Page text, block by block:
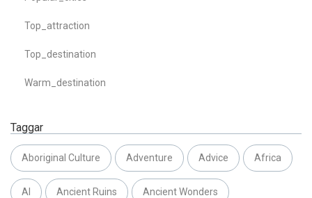
Top_attraction
Top_destination
Warm_destination
Taggar
Aboriginal Culture Adventure Advice Africa
AI Ancient Ruins Ancient Wonders